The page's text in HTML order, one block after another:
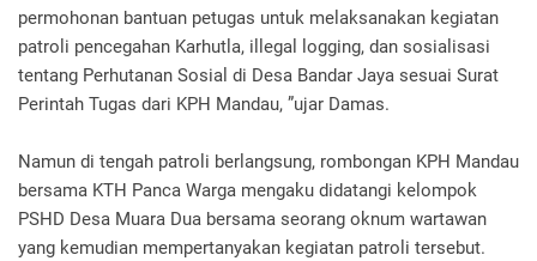
permohonan bantuan petugas untuk melaksanakan kegiatan
patroli pencegahan Karhutla, illegal logging, dan sosialisasi
tentang Perhutanan Sosial di Desa Bandar Jaya sesuai Surat
Perintah Tugas dari KPH Mandau, ”ujar Damas.
Namun di tengah patroli berlangsung, rombongan KPH Mandau
bersama KTH Panca Warga mengaku didatangi kelompok
PSHD Desa Muara Dua bersama seorang oknum wartawan
yang kemudian mempertanyakan kegiatan patroli tersebut.